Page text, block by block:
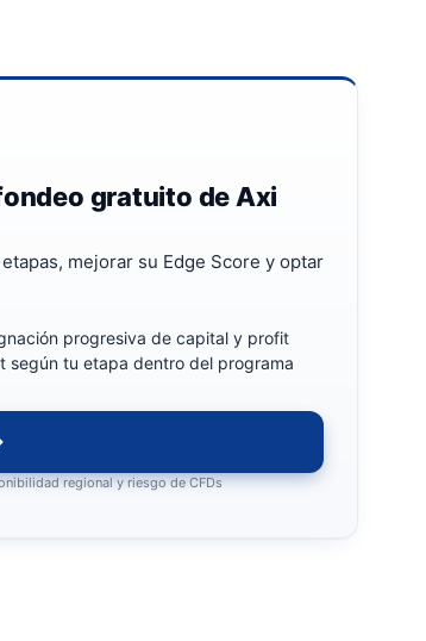
gratuito de Axi
mejorar su Edge Score y optar
progresiva de capital y profit
según tu etapa dentro del programa
regional y riesgo de CFDs